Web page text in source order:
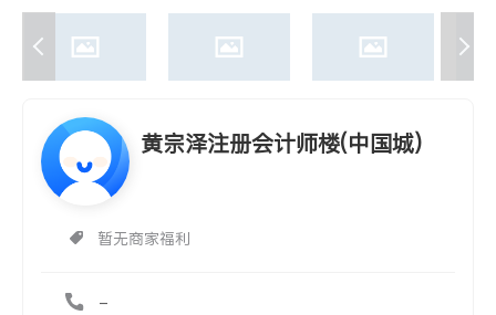
黄宗泽注册会计师楼(中国城)
暂无商家福利
-